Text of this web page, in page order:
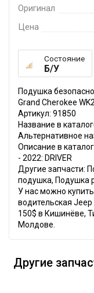
Оригинал
Цена
Состояние
Б/У
Подушка
Grand Cherokee
Артикул: 91850
Название в
Альтернативное
Описание в
- 2022: DRIVER
Другие запчасти:
подушка, Подушка
У нас можно
водительская
150$ в Кишинёве,
Молдове.
Другие